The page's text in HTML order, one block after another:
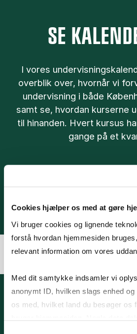
Cookies hjælper os med at gøre
Vi bruger cookies og lignende
forstå hvordan hjemmesiden
relevant information om vores
Med dit samtykke indsamler vi
anonymt ID, hvilken slags enhed
os med, hvilket land du besøger os
SE
I vores
overblik over, hvornår vi
undervisning i både
samt se, hvordan kurserne
til hinanden. Hvert kursus
gange på et
HENT